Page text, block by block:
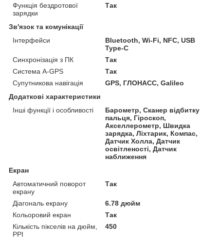
Функція бездротової
зарядки
Так
Зв'язок та комунікації
Інтерфейси
Bluetooth, Wi-Fi, NFC, USB
Type-C
Синхронізація з ПК
Так
Система A-GPS
Так
Супутникова навігація
GPS, ГЛОНАСС, Galileo
Додаткові характеристики
Інші функції і особливості
Барометр, Сканер відбитку
пальця, Гіроскоп,
Акселлерометр, Швидка
зарядка, Ліхтарик, Компас,
Датчик Холла, Датчик
освітленості, Датчик
наближення
Екран
Автоматичний поворот
екрану
Так
Діагональ екрану
6.78 дюйм
Кольоровий екран
Так
Кількість пікселів на дюйм,
PPI
450